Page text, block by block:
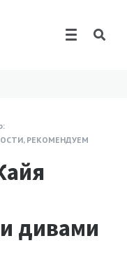
, РЕКОМЕНДУЕМ
дивами